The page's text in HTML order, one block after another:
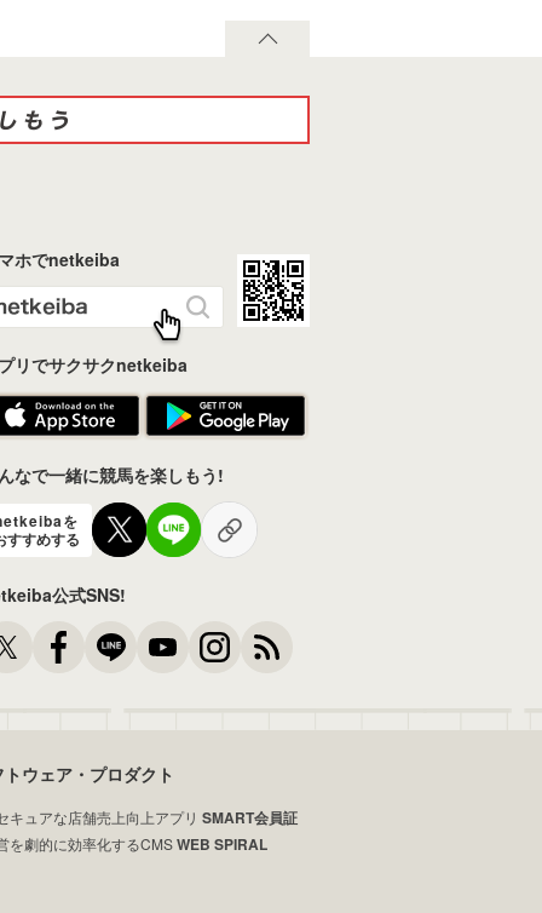
ホでnetkeiba
リでサクサクnetkeiba
なで一緒に競馬を楽しもう!
を
すすめする
公式SNS!
トウェア・プロダクト
キュアな店舗売上向上アプリ SMART会員証
を劇的に効率化するCMSWEB SPIRAL